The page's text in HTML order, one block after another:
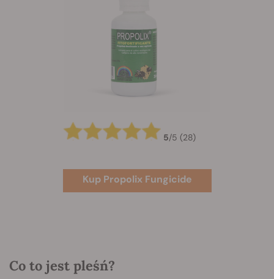
5/5 (28)
Kup Propolix Fungicide
Co to jest pleśń?